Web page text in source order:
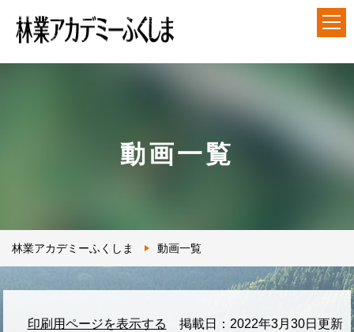
短期研修
動画一覧
林業アカデミーふくしま 動画一覧
印刷用ページを表示する 掲載日：2022年3月30日更新